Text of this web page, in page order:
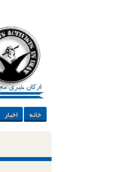
خانه اخبار